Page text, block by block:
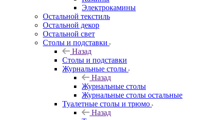
Электрокамины
Остальной текстиль
Остальной декор
Остальной свет
Столы и подставки
Назад
Столы и подставки
Журнальные столы
Назад
Журнальные столы
Журнальные столы остальные
Туалетные столы и трюмо
Назад